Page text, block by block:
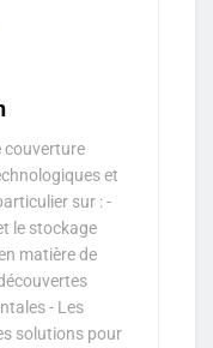
couverture
et
sur : -
le stockage
matière de
- Les
solutions pour